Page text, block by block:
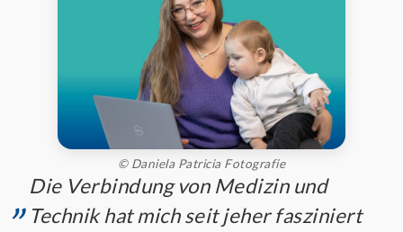
© Daniela Patricia Fotografie
„Die Verbindung von Medizin und
Technik hat mich seit jeher fasziniert